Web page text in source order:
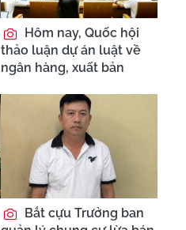
Hôm nay, Quốc hội
thảo luận dự án luật về
ngân hàng, xuất bản
Bắt cựu Trưởng ban